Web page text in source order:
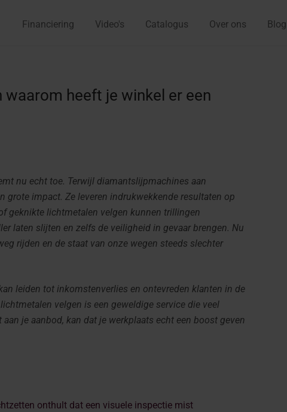
Financiering Video's Catalogus Over ons Blog
waarom heeft je winkel er een
nu echt toe. Terwijl diamantslijpmachines aan
impact. Ze leveren indrukwekkende resultaten op
geknikte lichtmetalen velgen kunnen trillingen
laten slijten en zelfs de veiligheid in gevaar brengen. Nu
rijden en de staat van onze wegen steeds slechter
leiden tot inkomstenverlies en ontevreden klanten in de
velgen is een geweldige service die veel
je aanbod, kan dat je werkplaats echt een boost geven
onthult dat een visuele inspectie mist